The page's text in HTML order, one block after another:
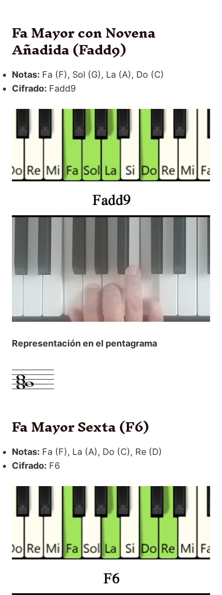
Fa Mayor con Novena
Añadida (Fadd9)
Notas: Fa (F), Sol (G), La (A), Do (C)
Cifrado: Fadd9
Representación en el pentagrama
Fa Mayor Sexta (F6)
Notas: Fa (F), La (A), Do (C), Re (D)
Cifrado: F6